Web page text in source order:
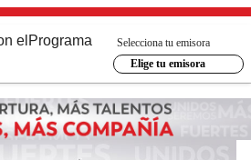
el Programa
Selecciona tu emisora
Elige tu emisora